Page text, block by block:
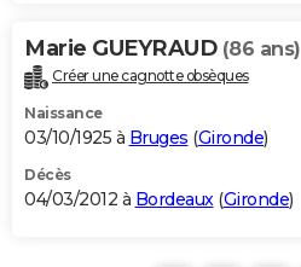
Marie GUEYRAUD (86 ans)
Créer une cagnotte obsèques
Naissance
03/10/1925 à Bruges (Gironde)
Décès
04/03/2012 à Bordeaux (Gironde)